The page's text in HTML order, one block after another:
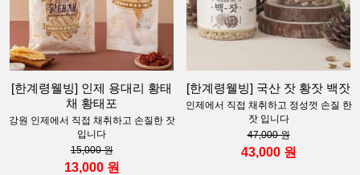
[한계령웰빙] 인제 용대리 황태
채 황태포
강원 인제에서 직접 채취하고 손질한 잣
입니다
15,000 원
13,000 원
[한계령웰빙] 국산 잣 황잣 백잣
인제에서 직접 채취하고 정성껏 손질 한
잣 입니다
47,000 원
43,000 원